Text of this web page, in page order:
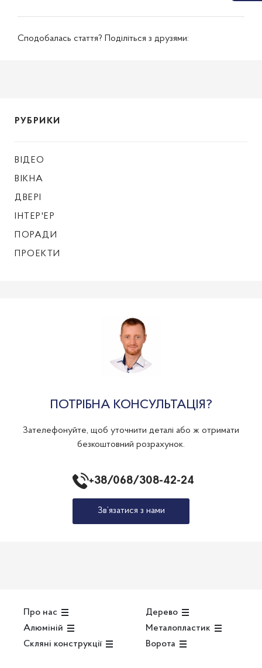
Сподобалась стаття? Поділіться з друзями:
РУБРИКИ
ВІДЕО
ВІКНА
ДВЕРІ
ІНТЕР'ЕР
ПОРАДИ
ПРОЕКТИ
ПОТРІБНА КОНСУЛЬТАЦІЯ?
Зателефонуйте, щоб уточнити деталі або ж отримати
безкоштовний розрахунок.
+38/068/308-42-24
Зв’язатися з нами
Про нас
Дерево
Алюміній
Металопластик
Скляні конструкції
Ворота